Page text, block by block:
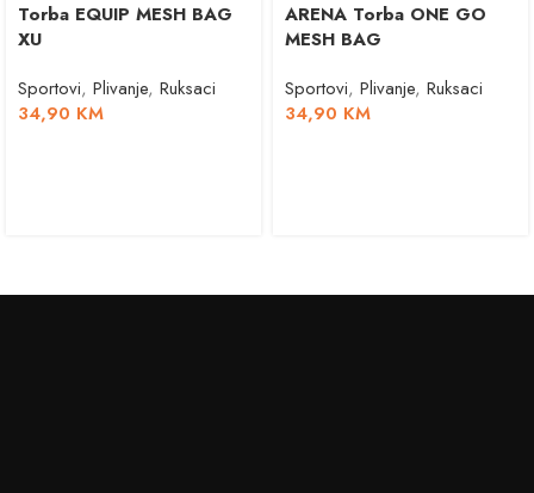
Torba EQUIP MESH BAG
XU
Sportovi, Plivanje, Ruksaci
34,90 KM
ARENA Torba ONE GO
MESH BAG
Sportovi, Plivanje, Ruksaci
34,90 KM